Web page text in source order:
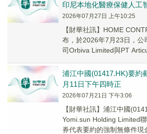
印尼本地化醫療保健人工
2026年07月27日 上午10:25
【財華社訊】HOME
布，於2026年7月23日，公
司Orbiva Limited與PT
浦江中國(01417.HK)要約
月11日下午四時正
2026年07月21日 下午3:06
【財華社訊】浦江中國
Yomi.sun Holding Limited
券代表要約的強制無條件現